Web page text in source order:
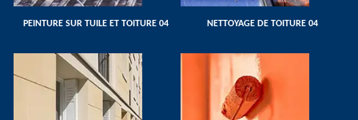
PEINTURE SUR TUILE ET TOITURE 04 NETTOYAGE DE TOITURE 04